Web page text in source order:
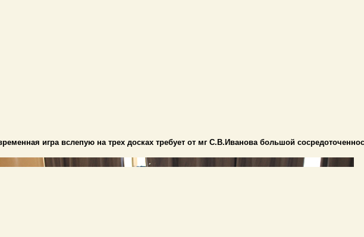
игра вслепую на трех досках требует от мг С.В.Иванова большой